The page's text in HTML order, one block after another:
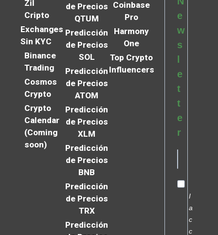
Zil
Cripto
Exchanges
Sin KYC
Binance
Trading
Cosmos
Crypto
Crypto
Calendar
(Coming
soon)
de Precios
QTUM
Predicción
de Precios
SOL
Predicción
de Precios
ATOM
Predicción
de Precios
XLM
Predicción
de Precios
BNB
Predicción
de Precios
TRX
Predicción
Coinbase
Pro
Harmony
One
Top Crypto
Influencers
e
w
s
e
t
t
e
r
I
a
c
c